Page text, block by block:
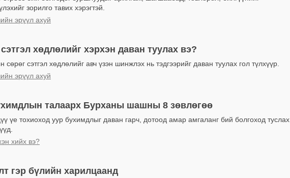
зорилго тавих хэрэгтэй.
эрүүл ахуй
хөдлөлийг хэрхэн даван туулах вэ?
сөрөг сэтгэл хөдлөлийг авч үзэн шинжлэх нь тэдгээрийг даван туулах гол түлхүүр.
эрүүл ахуй
талаарх Бурханы шашны 8 зөвлөгөө
үе тохиоход уур бухимдлыг даван гарч, дотоод амар амгаланг бий болгоход туслах
хийх вэ?
гэр бүлийн харилцаанд